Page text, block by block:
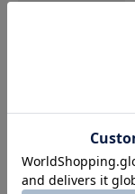
チャット相談
Check the